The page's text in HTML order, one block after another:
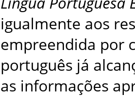
igualmente aos
empreendida por
português já
as informações